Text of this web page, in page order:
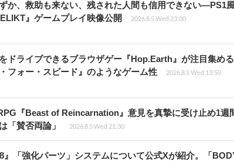
か、救助も来ない、残された人間も信用できない―PS1
』ゲームプレイ映像公開
2026.8.5 Wed 23:00
ドライブできるブラウザゲー『Hop.Earth』が注目集め
・フォー・スピード』のようなゲーム性
2026.8.5 Wed 13:50
『Beast of Reincarnation』意見を真摯に受け止め1週
「賛否両論」
2026.8.5 Wed 21:30
』「強化パーツ」システムについて公式Xが紹介。「